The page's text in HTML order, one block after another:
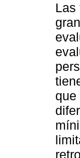
Las
que